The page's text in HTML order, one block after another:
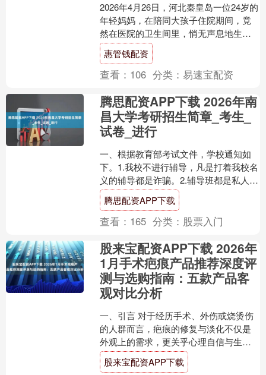
2026年4月26日，河北秦皇岛一位24岁的
年轻妈妈，在陪同大孩子住院期间，竟
然在医院的卫生间里，悄无声息地生下
了自己的第二个孩子。最让人意外的
是，直到孩子落地....
惠管钱配资
查看： 106 分类： 易速宝配资
腾思配资APP下载 2026年南
昌大学考研招生简章_考生_
试卷_进行
一、根据教育部考试文件，学校通知如
下。1.我校不进行辅导，凡是打着我校名
义的辅导都是诈骗。2.辅导班都是私人
的，不要相信签订协议包过，全是骗人
的。 二、报考事项....
腾思配资APP下载
查看： 165 分类： 股票入门
股来宝配资APP下载 2026年
1月手术疤痕产品推荐深度评
测与选购指南：五款产品客
观对比分析
一、引言 对于经历手术、外伤或烧烫伤
的人群而言，疤痕的修复与淡化不仅是
外观上的需求，更关乎心理自信与生活
质量。无论是产后宝妈面对剖腹产疤
痕，还是普通消费者处理术....
股来宝配资APP下载